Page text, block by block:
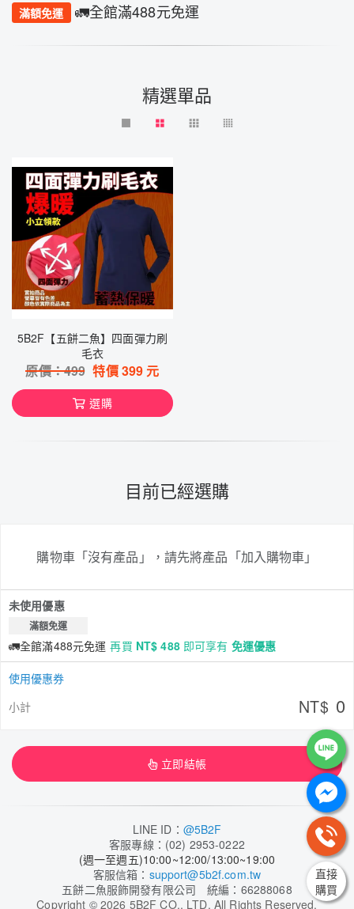
滿額免運 🚛全館滿488元免運
精選單品
5B2F【五餅二魚】四面彈力刷
毛衣
原價：499 特價399 元
選購
目前已經選購
購物車「沒有產品」，請先將產品「加入購物車」
未使用優惠
滿額免運
🚛全館滿488元免運 再買 NT$ 488即可享有 免運優惠
使用優惠券
小計
NT$ 0
立即結帳
LINE ID： @5B2F
客服專線：(02) 2953-0222
(週一至週五)10:00~12:00/13:00~19:00
客服信箱： support@5b2f.com.tw
五餅二魚服飾開發有限公司 統編：66288068
Copyright ©2026 5B2F CO., LTD. All Rights Reserved.
直接
購買